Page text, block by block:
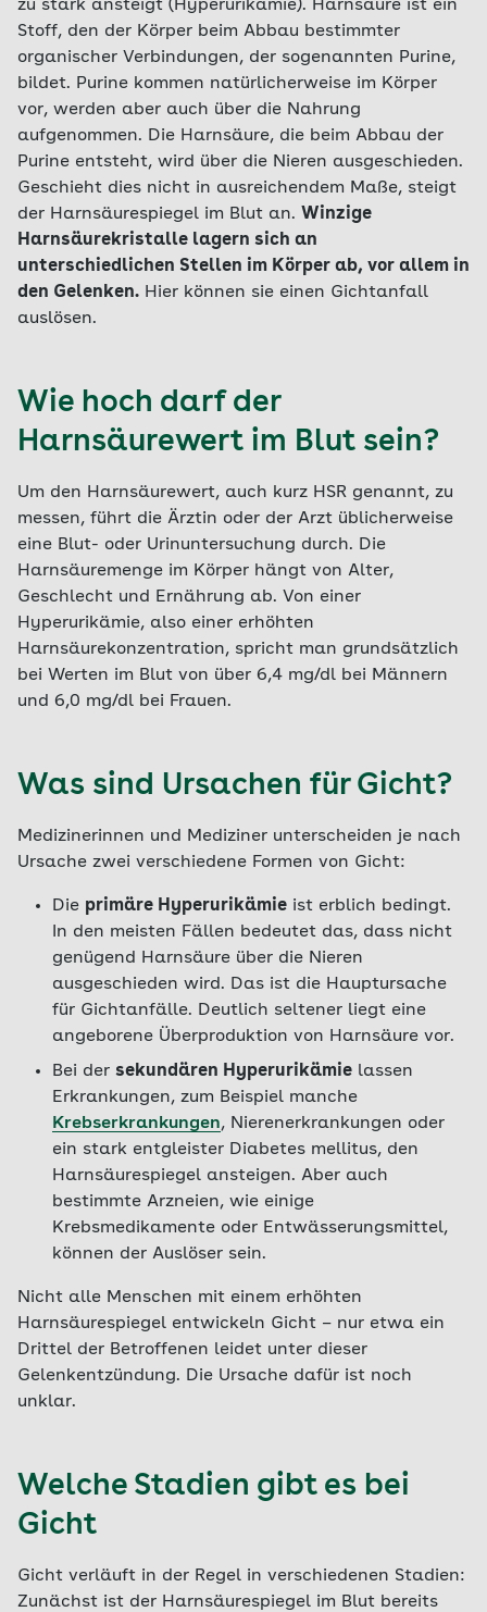
zu stark ansteigt (Hyperurikämie). Harnsäure ist ein
Stoff, den der Körper beim Abbau bestimmter
organischer Verbindungen, der sogenannten Purine,
bildet. Purine kommen natürlicherweise im Körper
vor, werden aber auch über die Nahrung
aufgenommen. Die Harnsäure, die beim Abbau der
Purine entsteht, wird über die Nieren ausgeschieden.
Geschieht dies nicht in ausreichendem Maße, steigt
der Harnsäurespiegel im Blut an. Winzige
Harnsäurekristalle lagern sich an
unterschiedlichen Stellen im Körper ab, vor allem in
den Gelenken. Hier können sie einen Gichtanfall
auslösen.
Wie hoch darf der
Harnsäurewert im Blut sein?
Um den Harnsäurewert, auch kurz HSR genannt, zu
messen, führt die Ärztin oder der Arzt üblicherweise
eine Blut- oder Urinuntersuchung durch. Die
Harnsäuremenge im Körper hängt von Alter,
Geschlecht und Ernährung ab. Von einer
Hyperurikämie, also einer erhöhten
Harnsäurekonzentration, spricht man grundsätzlich
bei Werten im Blut von über 6,4 mg/dl bei Männern
und 6,0 mg/dl bei Frauen.
Was sind Ursachen für Gicht?
Medizinerinnen und Mediziner unterscheiden je nach
Ursache zwei verschiedene Formen von Gicht:
Die primäre Hyperurikämie ist erblich bedingt.
In den meisten Fällen bedeutet das, dass nicht
genügend Harnsäure über die Nieren
ausgeschieden wird. Das ist die Hauptursache
für Gichtanfälle. Deutlich seltener liegt eine
angeborene Überproduktion von Harnsäure vor.
Bei der sekundären Hyperurikämie lassen
Erkrankungen, zum Beispiel manche
Krebserkrankungen, Nierenerkrankungen oder
ein stark entgleister Diabetes mellitus, den
Harnsäurespiegel ansteigen. Aber auch
bestimmte Arzneien, wie einige
Krebsmedikamente oder Entwässerungsmittel,
können der Auslöser sein.
Nicht alle Menschen mit einem erhöhten
Harnsäurespiegel entwickeln Gicht – nur etwa ein
Drittel der Betroffenen leidet unter dieser
Gelenkentzündung. Die Ursache dafür ist noch
unklar.
Welche Stadien gibt es bei
Gicht
Gicht verläuft in der Regel in verschiedenen Stadien:
Zunächst ist der Harnsäurespiegel im Blut bereits